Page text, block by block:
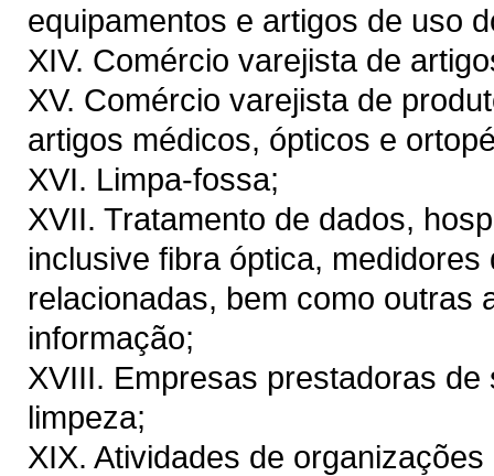
equipamentos e artigos de uso
XIV. Comércio varejista de
XV. Comércio varejista de
artigos médicos, ópticos e
XVI. Limpa-fossa;
XVII. Tratamento de dados,
inclusive fibra óptica,
relacionadas, bem como outras
informação;
XVIII. Empresas prestadoras
limpeza;
XIX. Atividades de